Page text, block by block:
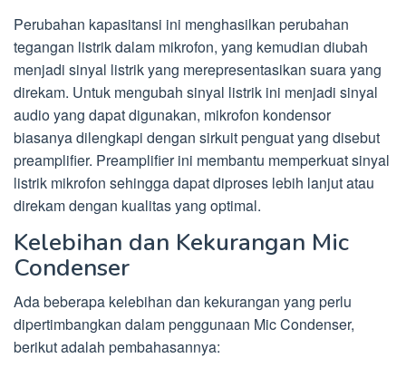
Perubahan kapasitansi ini menghasilkan perubahan
tegangan listrik dalam mikrofon, yang kemudian diubah
menjadi sinyal listrik yang merepresentasikan suara yang
direkam. Untuk mengubah sinyal listrik ini menjadi sinyal
audio yang dapat digunakan, mikrofon kondensor
biasanya dilengkapi dengan sirkuit penguat yang disebut
preamplifier. Preamplifier ini membantu memperkuat sinyal
listrik mikrofon sehingga dapat diproses lebih lanjut atau
direkam dengan kualitas yang optimal.
Kelebihan dan Kekurangan Mic
Condenser
Ada beberapa kelebihan dan kekurangan yang perlu
dipertimbangkan dalam penggunaan Mic Condenser,
berikut adalah pembahasannya: